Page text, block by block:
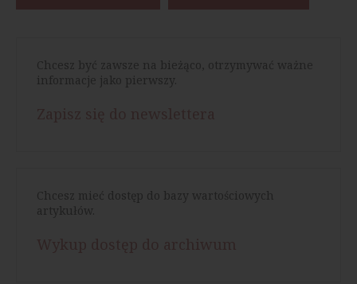
Chcesz być zawsze na bieżąco, otrzymywać ważne
informacje jako pierwszy.
Chcesz mieć dostęp do bazy wartościowych
artykułów.